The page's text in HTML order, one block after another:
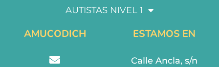
AUTISTAS NIVEL 1
AMUCODICH ESTAMOS EN
Calle Ancla, s/n